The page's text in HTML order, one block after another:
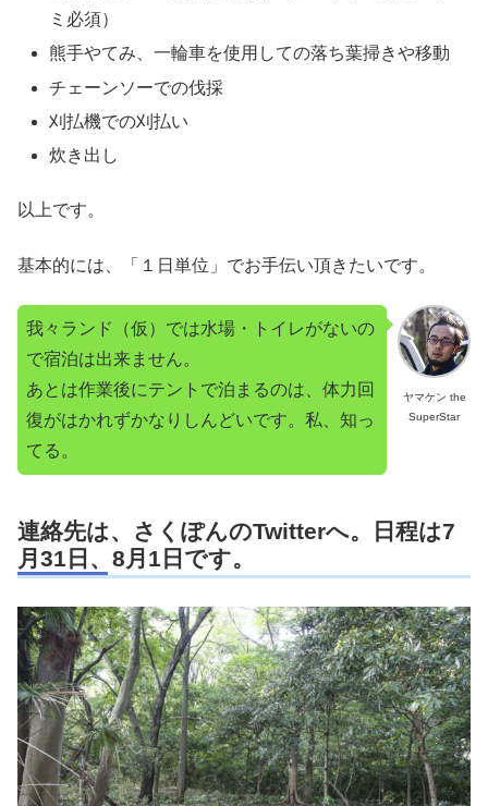
ミ必須）
熊手やてみ、一輪車を使用しての落ち葉掃きや移動
チェーンソーでの伐採
刈払機での刈払い
炊き出し
以上です。
基本的には、「１日単位」でお手伝い頂きたいです。
ヤマケン the
SuperStar
我々ランド（仮）では水場・トイレがないの
で宿泊は出来ません。
あとは作業後にテントで泊まるのは、体力回
復がはかれずかなりしんどいです。私、知っ
てる。
連絡先は、さくぽんのTwitterへ。日程は7
月31日、8月1日です。